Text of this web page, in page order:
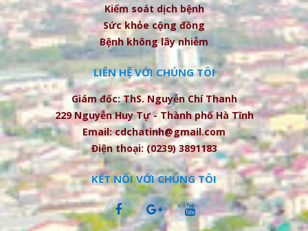
Kiểm soát dịch bệnh
Sức khỏe cộng đồng
Bệnh không lây nhiễm
LIÊN HỆ VỚI CHÚNG TÔI
Giám đốc: ThS. Nguyễn Chí Thanh
229 Nguyễn Huy Tự - Thành phố Hà Tĩnh
Email: cdchatinh@gmail.com
Điện thoại: (0239) 3891183
KẾT NỐI VỚI CHÚNG TÔI